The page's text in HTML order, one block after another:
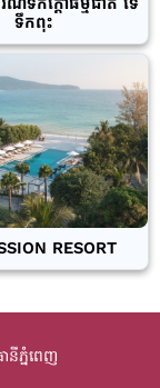
ទឹកពុះ
RESORT
នីភ្នំពេញ